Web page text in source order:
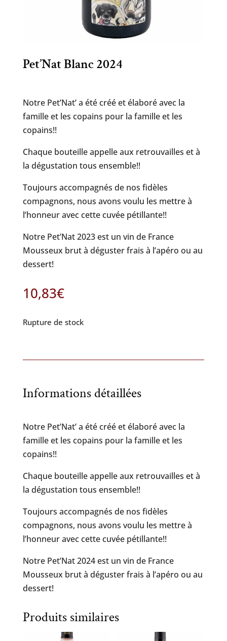
Pet’Nat Blanc 2024
Notre Pet’Nat’ a été créé et élaboré avec la
famille et les copains pour la famille et les
copains!!
Chaque bouteille appelle aux retrouvailles et à
la dégustation tous ensemble!!
Toujours accompagnés de nos fidèles
compagnons, nous avons voulu les mettre à
l’honneur avec cette cuvée pétillante!!
Notre Pet’Nat 2023 est un vin de France
Mousseux brut à déguster frais à l’apéro ou au
dessert!
10,83€
Rupture de stock
Informations détaillées
Notre Pet’Nat’ a été créé et élaboré avec la
famille et les copains pour la famille et les
copains!!
Chaque bouteille appelle aux retrouvailles et à
la dégustation tous ensemble!!
Toujours accompagnés de nos fidèles
compagnons, nous avons voulu les mettre à
l’honneur avec cette cuvée pétillante!!
Notre Pet’Nat 2024 est un vin de France
Mousseux brut à déguster frais à l’apéro ou au
dessert!
Produits similaires